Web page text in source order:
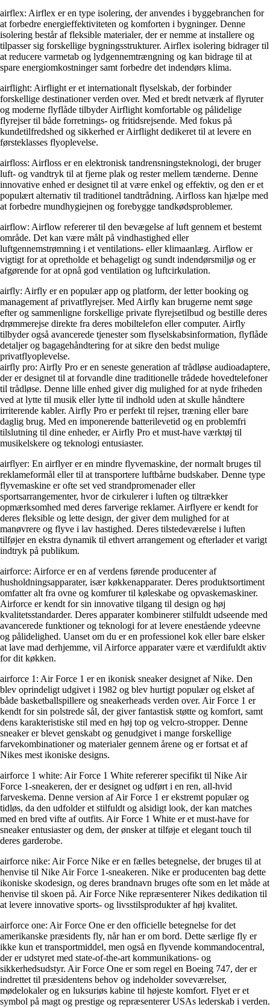
airflex: Airflex er en type isolering, der anvendes i byggebranchen for
at forbedre energieffektiviteten og komforten i bygninger. Denne
isolering består af fleksible materialer, der er nemme at installere og
tilpasser sig forskellige bygningsstrukturer. Airflex isolering bidrager til
at reducere varmetab og lydgennemtrængning og kan bidrage til at
spare energiomkostninger samt forbedre det indendørs klima.
airflight: Airflight er et internationalt flyselskab, der forbinder
forskellige destinationer verden over. Med et bredt netværk af flyruter
og moderne flyflåde tilbyder Airflight komfortable og pålidelige
flyrejser til både forretnings- og fritidsrejsende. Med fokus på
kundetilfredshed og sikkerhed er Airflight dedikeret til at levere en
førsteklasses flyoplevelse.
airfloss: Airfloss er en elektronisk tandrensningsteknologi, der bruger
luft- og vandtryk til at fjerne plak og rester mellem tænderne. Denne
innovative enhed er designet til at være enkel og effektiv, og den er et
populært alternativ til traditionel tandtrådning. Airfloss kan hjælpe med
at forbedre mundhygiejnen og forebygge tandkødsproblemer.
airflow: Airflow refererer til den bevægelse af luft gennem et bestemt
område. Det kan være målt på vindhastighed eller
luftgennemstrømning i et ventilations- eller klimaanlæg. Airflow er
vigtigt for at opretholde et behageligt og sundt indendørsmiljø og er
afgørende for at opnå god ventilation og luftcirkulation.
airfly: Airfly er en populær app og platform, der letter booking og
management af privatflyrejser. Med Airfly kan brugerne nemt søge
efter og sammenligne forskellige private flyrejsetilbud og bestille deres
drømmerejse direkte fra deres mobiltelefon eller computer. Airfly
tilbyder også avancerede tjenester som flyselskabsinformation, flyflåde
detaljer og bagagehåndtering for at sikre den bedst mulige
privatflyoplevelse.
airfly pro: Airfly Pro er en seneste generation af trådløse audioadaptere,
der er designet til at forvandle dine traditionelle trådede hovedtelefoner
til trådløse. Denne lille enhed giver dig mulighed for at nyde friheden
ved at lytte til musik eller lytte til indhold uden at skulle håndtere
irriterende kabler. Airfly Pro er perfekt til rejser, træning eller bare
daglig brug. Med en imponerende batterilevetid og en problemfri
tilslutning til dine enheder, er Airfly Pro et must-have værktøj til
musikelskere og teknologi entusiaster.
airflyer: En airflyer er en mindre flyvemaskine, der normalt bruges til
reklameformål eller til at transportere luftbårne budskaber. Denne type
flyvemaskine er ofte set ved strandpromenader eller
sportsarrangementer, hvor de cirkulerer i luften og tiltrækker
opmærksomhed med deres farverige reklamer. Airflyere er kendt for
deres fleksible og lette design, der giver dem mulighed for at
manøvrere og flyve i lav hastighed. Deres tilstedeværelse i luften
tilføjer en ekstra dynamik til ethvert arrangement og efterlader et varigt
indtryk på publikum.
airforce: Airforce er en af ​​verdens førende producenter af
husholdningsapparater, især køkkenapparater. Deres produktsortiment
omfatter alt fra ovne og komfurer til køleskabe og opvaskemaskiner.
Airforce er kendt for sin innovative tilgang til design og høj
kvalitetsstandarder. Deres apparater kombinerer stilfuldt udseende med
avancerede funktioner og teknologi for at levere enestående ydeevne
og pålidelighed. Uanset om du er en professionel kok eller bare elsker
at lave mad derhjemme, vil Airforce apparater være et værdifuldt aktiv
for dit køkken.
airforce 1: Air Force 1 er en ikonisk sneaker designet af Nike. Den
blev oprindeligt udgivet i 1982 og blev hurtigt populær og elsket af
både basketballspillere og sneakerheads verden over. Air Force 1 er
kendt for sin polstrede sål, der giver fantastisk støtte og komfort, samt
dens karakteristiske stil med en høj top og velcro-stropper. Denne
sneaker er blevet genskabt og genudgivet i mange forskellige
farvekombinationer og materialer gennem årene og er fortsat et af
Nikes mest ikoniske designs.
airforce 1 white: Air Force 1 White refererer specifikt til Nike Air
Force 1-sneakeren, der er designet og udført i en ren, all-hvid
farveskema. Denne version af Air Force 1 er ekstremt populær og
tidløs, da den udfolder et stilfuldt og alsidigt look, der kan matches
med en bred vifte af outfits. Air Force 1 White er et must-have for
sneaker entusiaster og dem, der ønsker at tilføje et elegant touch til
deres garderobe.
airforce nike: Air Force Nike er en fælles betegnelse, der bruges til at
henvise til Nike Air Force 1-sneakeren. Nike er producenten bag dette
ikoniske skodesign, og deres brandnavn bruges ofte som en let måde at
henvise til skoen på. Air Force Nike repræsenterer Nikes dedikation til
at levere innovative sports- og livsstilsprodukter af høj kvalitet.
airforce one: Air Force One er den officielle betegnelse for det
amerikanske præsidents fly, når han er om bord. Dette særlige fly er
ikke kun et transportmiddel, men også en flyvende kommandocentral,
der er udstyret med state-of-the-art kommunikations- og
sikkerhedsudstyr. Air Force One er som regel en Boeing 747, der er
indrettet til præsidentens behov og indeholder soveværelser,
mødelokaler og en luksuriøs kabine til højeste komfort. Flyet er et
symbol på magt og prestige og repræsenterer USAs lederskab i verden.